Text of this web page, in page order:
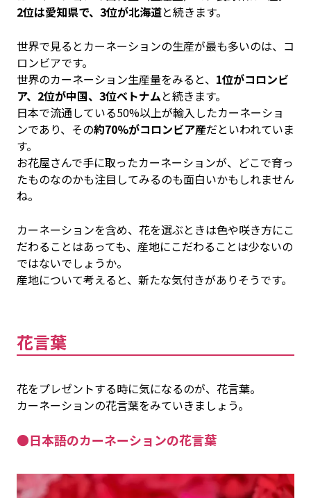
2位は愛知県で、3位が北海道と続きます。
世界で見るとカーネーションの生産が最も多いのは、コ
ロンビアです。
世界のカーネーション生産量をみると、 1位がコロンビ
ア、2位が中国、3位ベトナムと続きます。
日本で流通している50%以上が輸入したカーネーショ
ンであり、その約70%がコロンビア産だといわれていま
す。
お花屋さんで手に取ったカーネーションが、どこで育っ
たものなのかも注目してみるのも面白いかもしれません
ね。
カーネーションを含め、花を選ぶときは色や咲き方にこ
だわることはあっても、産地にこだわることは少ないの
ではないでしょうか。
産地について考えると、新たな気付きがありそうです。
花言葉
花をプレゼントする時に気になるのが、花言葉。
カーネーションの花言葉をみていきましょう。
●日本語のカーネーションの花言葉